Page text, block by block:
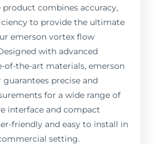
combines accuracy,
to provide the ultimate
emerson vortex flow
with advanced
of-the-art materials, emerson
precise and
for a wide range of
interface and compact
friendly and easy to install in
setting.